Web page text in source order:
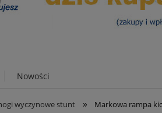
Nowości
wyczynowe stunt » Markowa rampa